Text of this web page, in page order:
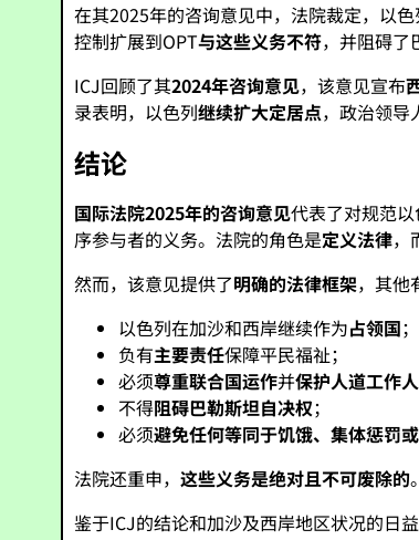
在其2025年的咨询意见中，法院裁定，以
控制扩展到OPT与这些义务不符，并阻碍了
ICJ回顾了其2024年咨询意见，该意见宣布
录表明，以色列继续扩大定居点，政治领导
结论
国际法院2025年的咨询意见代表了对规范
序参与者的义务。法院的角色是定义法律，
然而，该意见提供了明确的法律框架，其他
以色列在加沙和西岸继续作为占领国；
负有主要责任保障平民福祉；
必须尊重联合国运作并保护人道工作
不得阻碍巴勒斯坦自决权；
必须避免任何等同于饥饿、集体惩罚
法院还重申，这些义务是绝对且不可废除的
鉴于ICJ的结论和加沙及西岸地区状况的日